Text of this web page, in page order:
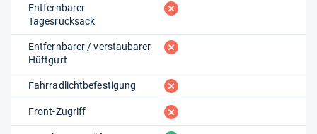
Entfernbarer
Tagesrucksack
fehlt
Entfernbarer / verstaubarer
Hüftgurt
fehlt
Fahrradlichtbefestigung fehlt
Front-Zugriff fehlt